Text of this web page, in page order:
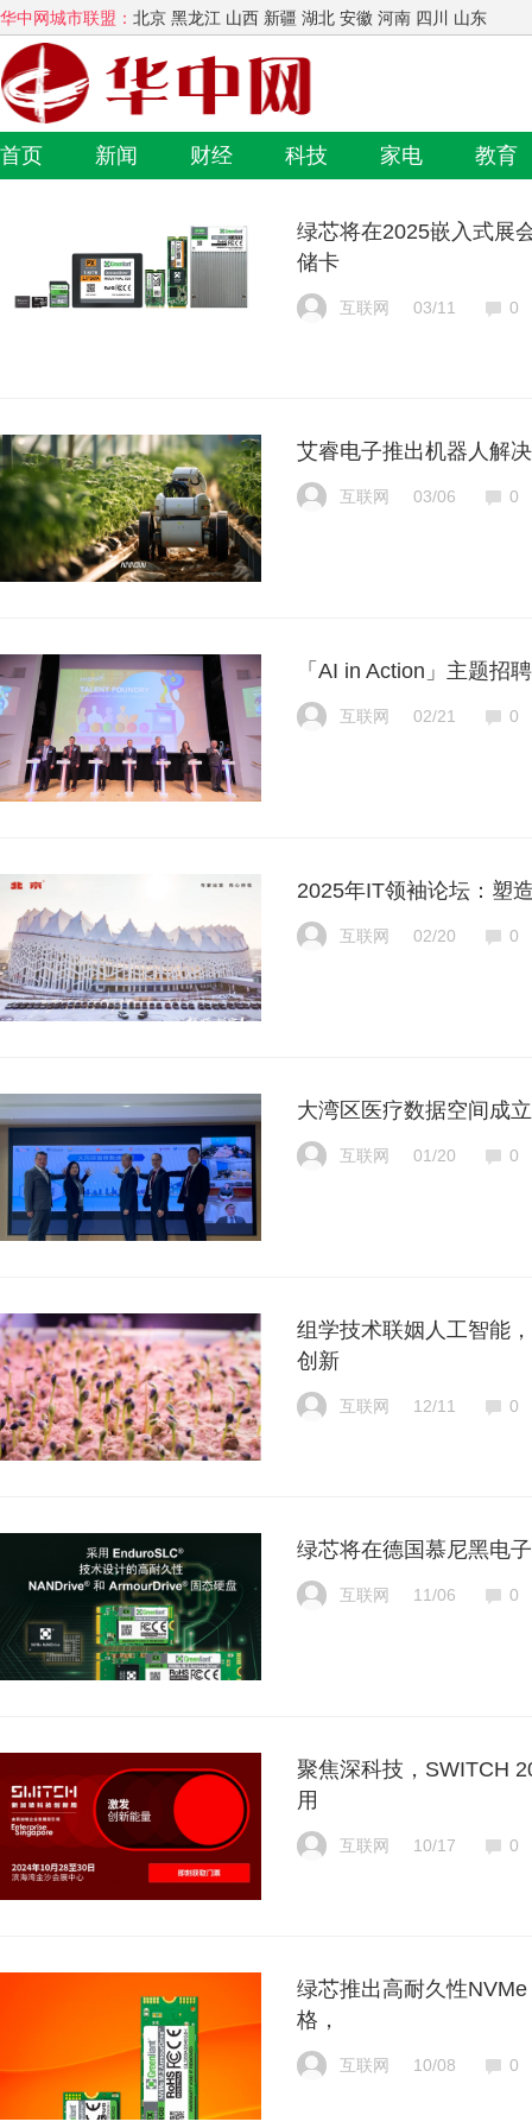
华中网城市联盟： 北京 黑龙江 山西 新疆 湖北 安徽 河南 四川 山东
首页 新闻 财经 科技 家电 教育
绿芯将在2025嵌入式展
储卡
互联网 03/11 0
艾睿电子推出机器人解
互联网 03/06 0
「AI in Action」主题招
互联网 02/21 0
2025年IT领袖论坛：塑
互联网 02/20 0
大湾区医疗数据空间成立
互联网 01/20 0
组学技术联姻人工智能
创新
互联网 12/11 0
绿芯将在德国慕尼黑电
互联网 11/06 0
聚焦深科技，SWITCH
用
互联网 10/17 0
绿芯推出高耐久性
格，
互联网 10/08 0